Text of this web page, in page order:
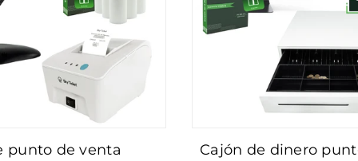
cajón de dinero punto de